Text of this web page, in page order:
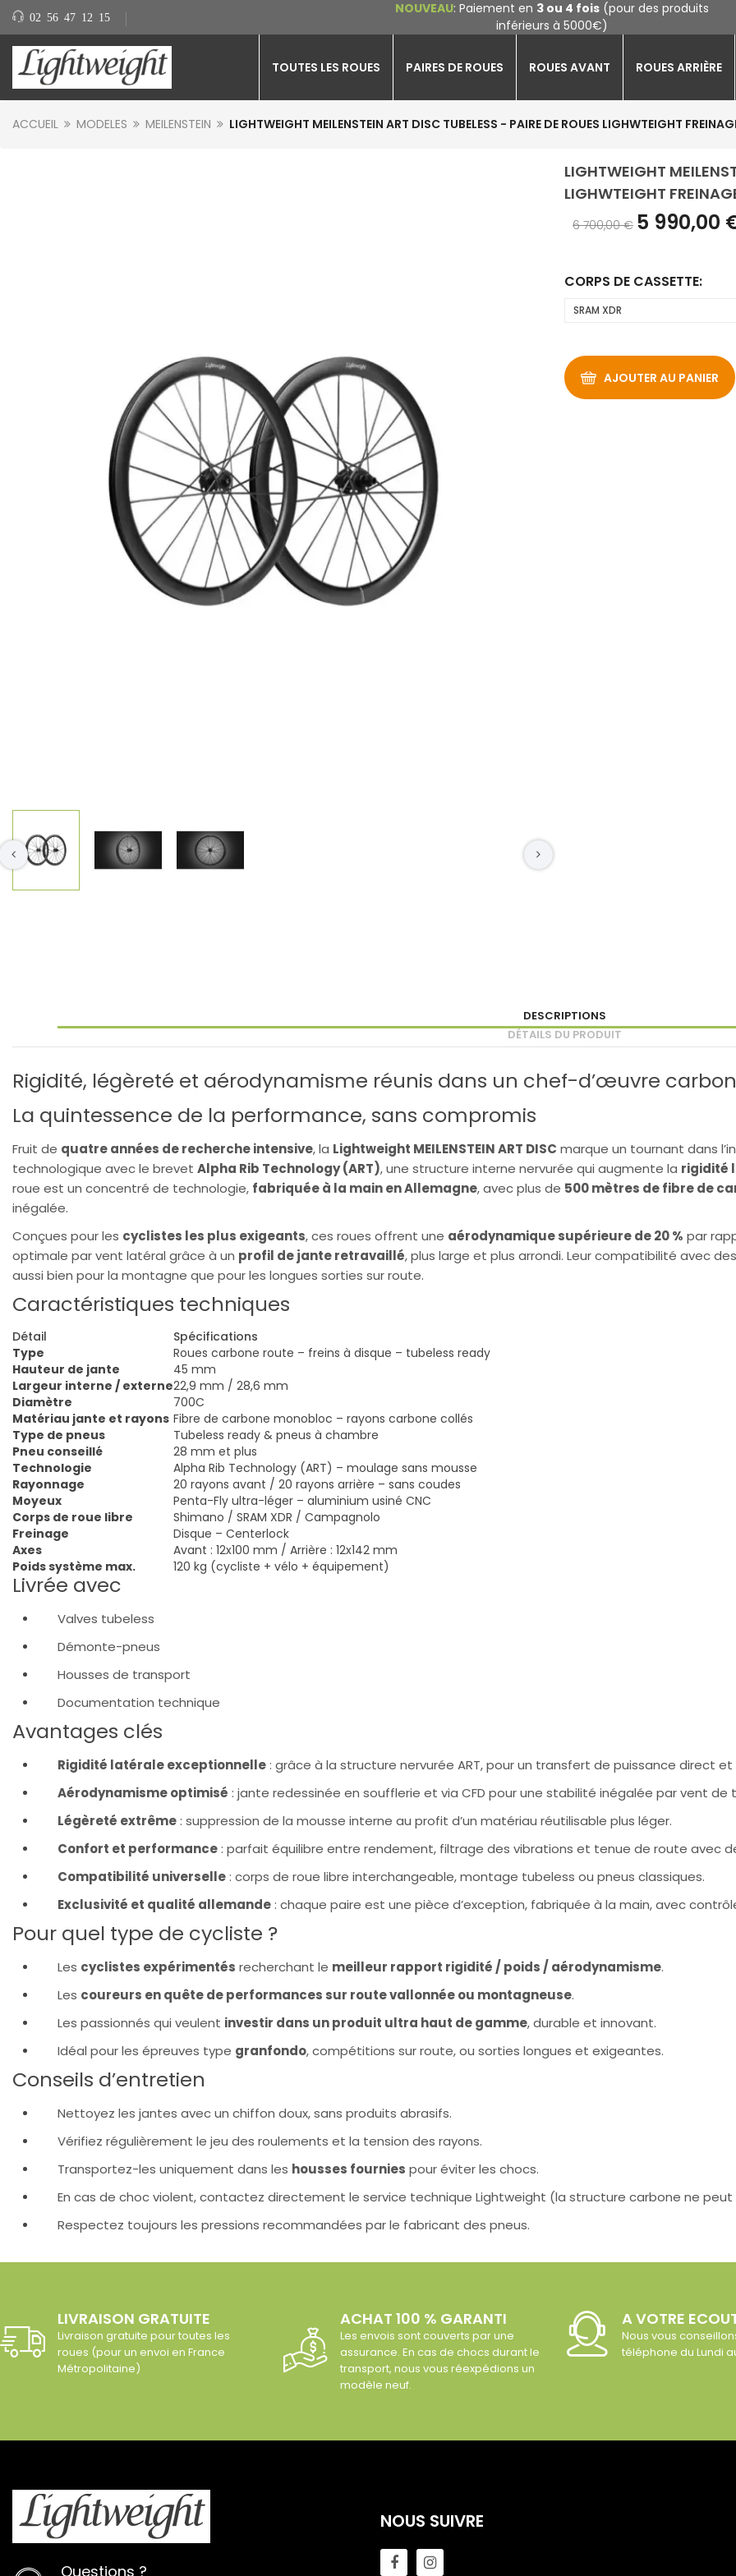
02 56 47 12 15 NOUVEAU: Paiement en 3 ou 4 fois (pour des produits
inférieurs à 5000€)
TOUTES LES ROUES PAIRES DE ROUES ROUES AVANT ROUES ARRIÈRE
ACCUEIL MODELES MEILENSTEIN LIGHTWEIGHT MEILENSTEIN ART DISC TUBELESS - PAIRE DE ROUES LIGHWTEIGHT
LIGHTWEIGHT
LIGHWTEIGHT
6 700,00 € 5 990,00
CORPS DE CASSETTE:
AJOUTER AU PANIER
DESCRIPTIONS
DÉTAILS DU PRODUIT
Rigidité, légèreté et aérodynamisme réunis dans un chef-d’œuvre
La quintessence de la performance, sans compromis
Fruit de quatre années de recherche intensive, la Lightweight MEILENSTEIN ART DISC marque un tournant dans
technologique avec le brevet Alpha Rib Technology (ART), une structure interne nervurée qui augmente la rigidité
roue est un concentré de technologie, fabriquée à la main en Allemagne, avec plus de 500 mètres de fibre de
inégalée.
Conçues pour les cyclistes les plus exigeants, ces roues offrent une aérodynamique supérieure de 20 % par
optimale par vent latéral grâce à un profil de jante retravaillé, plus large et plus arrondi. Leur compatibilité avec
aussi bien pour la montagne que pour les longues sorties sur route.
Caractéristiques techniques
Détail
Spécifications
Type
Roues carbone route – freins à disque – tubeless ready
Hauteur de jante
45 mm
Largeur interne / externe22,9 mm / 28,6 mm
Diamètre
700C
Matériau jante et rayons Fibre de carbone monobloc – rayons carbone collés
Type de pneus
Tubeless ready & pneus à chambre
Pneu conseillé
28 mm et plus
Technologie
Alpha Rib Technology (ART) – moulage sans mousse
Rayonnage
20 rayons avant / 20 rayons arrière – sans coudes
Moyeux
Penta-Fly ultra-léger – aluminium usiné CNC
Corps de roue libre
Shimano / SRAM XDR / Campagnolo
Freinage
Disque – Centerlock
Axes
Avant : 12x100 mm / Arrière : 12x142 mm
Poids système max.
120 kg (cycliste + vélo + équipement)
Livrée avec
Valves tubeless
Démonte-pneus
Housses de transport
Documentation technique
Avantages clés
Rigidité latérale exceptionnelle: grâce à la structure nervurée ART, pour un transfert de puissance direct
Aérodynamisme optimisé : jante redessinée en soufflerie et via CFD pour une stabilité inégalée par vent de
Légèreté extrême: suppression de la mousse interne au profit d’un matériau réutilisable plus léger.
Confort et performance: parfait équilibre entre rendement, filtrage des vibrations et tenue de route avec
Compatibilité universelle: corps de roue libre interchangeable, montage tubeless ou pneus classiques.
Exclusivité et qualité allemande: chaque paire est une pièce d’exception, fabriquée à la main, avec
Pour quel type de cycliste ?
Les cyclistes expérimentés recherchant le meilleur rapport rigidité / poids / aérodynamisme.
Les coureurs en quête de performances sur route vallonnée ou montagneuse.
Les passionnés qui veulent investir dans un produit ultra haut de gamme, durable et innovant.
Idéal pour les épreuves type granfondo, compétitions sur route, ou sorties longues et exigeantes.
Conseils d’entretien
Nettoyez les jantes avec un chiffon doux, sans produits abrasifs.
Vérifiez régulièrement le jeu des roulements et la tension des rayons.
Transportez-les uniquement dans les housses fournies pour éviter les chocs.
En cas de choc violent, contactez directement le service technique Lightweight (la structure carbone ne
Respectez toujours les pressions recommandées par le fabricant des pneus.
LIVRAISON GRATUITE
Livraison gratuite pour toutes les
roues (pour un envoi en France
Métropolitaine)
ACHAT 100 % GARANTI
Les envois sont couverts par une
assurance. En cas de chocs durant le
transport, nous vous réexpédions un
modèle neuf.
A VOTRE
Nous vous
téléphone du Lundi
Questions ?
NOUS SUIVRE